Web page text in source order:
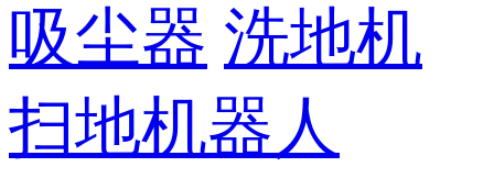
吸尘器 洗地机
扫地机器人